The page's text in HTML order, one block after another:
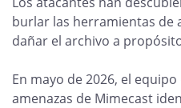
burlar las herramientas de
dañar el archivo a
En mayo de 2026, el
amenazas de Mimecast